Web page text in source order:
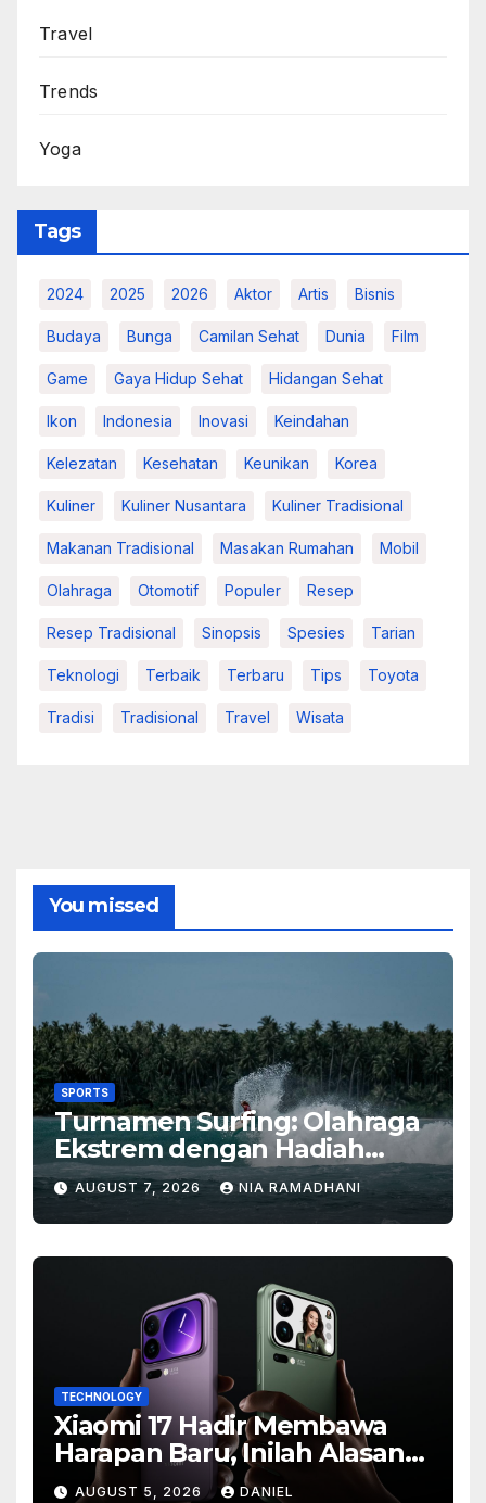
Travel
Trends
Yoga
Tags
2024 2025 2026 Aktor Artis Bisnis
Budaya Bunga Camilan Sehat Dunia Film
Game Gaya Hidup Sehat Hidangan Sehat
Ikon Indonesia Inovasi Keindahan
Kelezatan Kesehatan Keunikan Korea
Kuliner Kuliner Nusantara Kuliner Tradisional
Makanan Tradisional Masakan Rumahan Mobil
Olahraga Otomotif Populer Resep
Resep Tradisional Sinopsis Spesies Tarian
Teknologi Terbaik Terbaru Tips Toyota
Tradisi Tradisional Travel Wisata
You missed
SPORTS
Turnamen Surfing: Olahraga
Ekstrem dengan Hadiah
Besar
AUGUST 7, 2026 NIA RAMADHANI
TECHNOLOGY
Xiaomi 17 Hadir Membawa
Harapan Baru, Inilah Alasan
Banyak Orang Menantikan
AUGUST 5, 2026 DANIEL